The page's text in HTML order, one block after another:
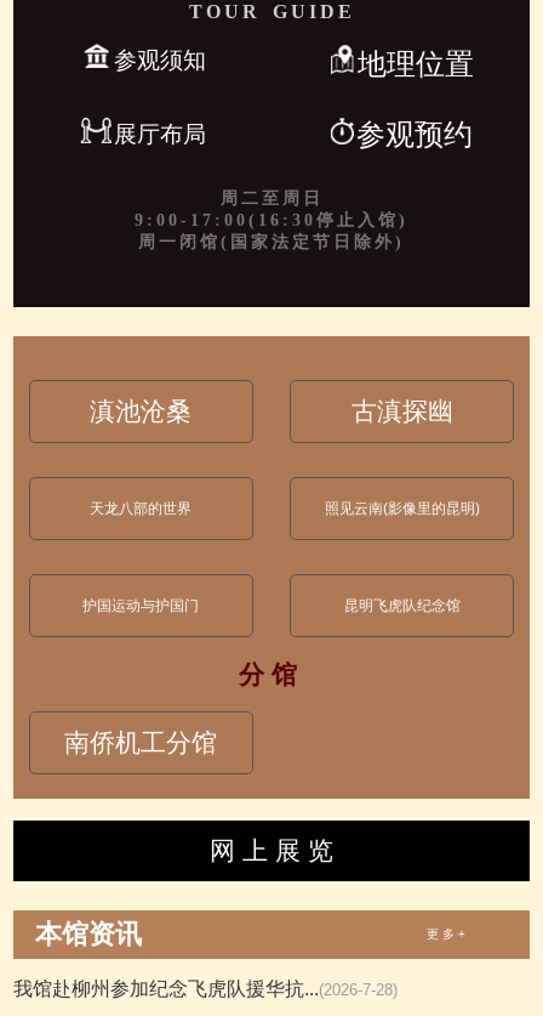
TOUR GUIDE
参观须知 地理位置
展厅布局 参观预约
周二至周日
9:00-17:00(16:30停止入馆)
周一闭馆(国家法定节日除外)
滇池沧桑 古滇探幽
天龙八部的世界 照见云南(影像里的昆明)
护国运动与护国门 昆明飞虎队纪念馆
分 馆
南侨机工分馆
网 上 展 览
本馆资讯 更 多 +
我馆赴柳州参加纪念飞虎队援华抗...(2026-7-28)